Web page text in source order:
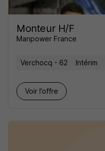
Monteur H/F
Manpower France
Verchocq - 62 Intérim
Voir l’offre